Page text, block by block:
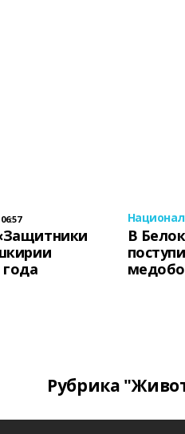
В
Рубрика